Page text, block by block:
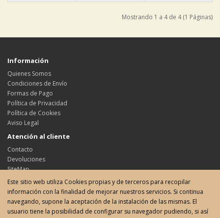
Mostrando 1 a 4 de 4 (1 Páginas)
Información
Quienes Somos
Condiciones de Envío
Formas de Pago
Política de Privacidad
Política de Cookies
Aviso Legal
Atención al cliente
Contacto
Devoluciones
SiteMap
Su cuenta
Su cuenta
Historial de pedidos
Favoritos
Este sitio web utiliza Cookies propias y de terceros para recopilar
información con la finalidad de mejorar nuestros servicios. Si continua
navegando, supone la aceptación de la instalación de las mismas. El
usuario tiene la posibilidad de configurar su navegador pudiendo, si así